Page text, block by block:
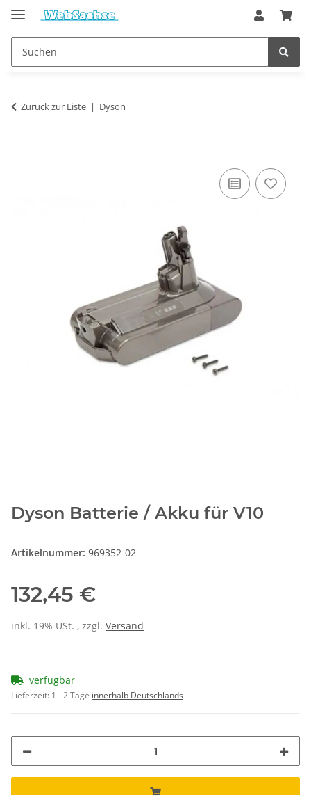
Zurück zur Liste Dyson
Dyson Batterie / Akku für V10
Artikelnummer: 969352-02
132,45 €
inkl. 19% USt. , zzgl. Versand
verfügbar
Lieferzeit: 1 - 2 Tage innerhalb Deutschlands